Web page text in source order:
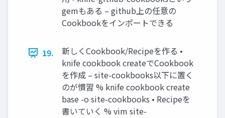
gemもある – github上の任意の
Cookbookをインポートできる
19.
新しくCookbook/Recipeを作る •
knife cookbook createでCookbook
を作成 – site-cookbooks以下に置く
のが慣習 % knife cookbook create
base -o site-cookbooks • Recipeを
書いていく % vim site-